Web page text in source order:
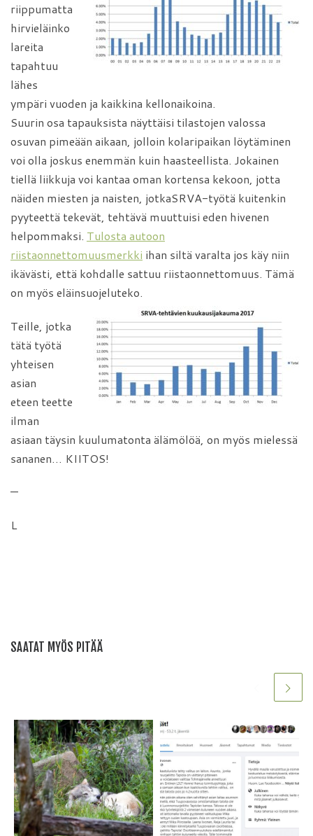
riippumatta
hirvieläinko
lareita
tapahtuu
lähes
ympäri vuoden ja kaikkina kellonaikoina.
Suurin osa tapauksista näyttäisi tilastojen valossa
osuvan pimeään aikaan, jolloin kolaripaikan löytäminen
voi olla joskus enemmän kuin haasteellista. Jokainen
tiellä liikkuja voi kantaa oman kortensa kekoon, jotta
näiden miesten ja naisten, jotkaSRVA-työtä kuitenkin
pyyteettä tekevät, tehtävä muuttuisi eden hivenen
helpommaksi. Tulosta autoon
riistaonnettomuusmerkki ihan siltä varalta jos käy niin
ikävästi, että kohdalle sattuu riistaonnettomuus. Tämä
on myös eläinsuojeluteko.
Teille, jotka
tätä työtä
yhteisen
asian
eteen teette
ilman
asiaan täysin kuulumatonta älämölöä, on myös mielessä
sananen… KIITOS!
—
L
SAATAT MYÖS PITÄÄ